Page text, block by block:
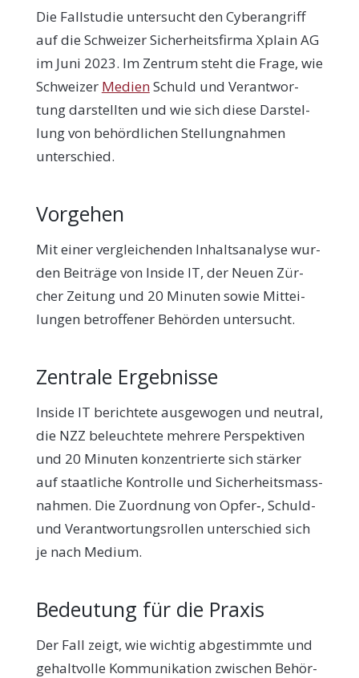
Die Fall­stu­die unter­sucht den Cyber­an­griff
auf die Schwei­zer Sicher­heits­fir­ma Xplain AG
im Juni 2023. Im Zen­trum steht die Fra­ge, wie
Schwei­zer Medi­enSchuld und Ver­ant­wor­
tung dar­stell­ten und wie sich die­se Dar­stel­
lung von behörd­li­chen Stel­lung­nah­men
unterschied.
Vorgehen
Mit einer ver­glei­chen­den Inhalts­ana­ly­se wur­
den Bei­trä­ge von Insi­de IT, der Neu­en Zür­
cher Zei­tung und 20 Minu­ten sowie Mit­tei­
lun­gen betrof­fe­ner Behör­den untersucht.
Zentrale Ergebnisse
Insi­de IT berich­te­te aus­ge­wo­gen und neu­tral,
die NZZ beleuch­te­te meh­re­re Per­spek­ti­ven
und 20 Minu­ten kon­zen­trier­te sich stär­ker
auf staat­li­che Kon­trol­le und Sicher­heits­mass­
nah­men. Die Zuord­nung von Opfer‑, Schuld-
und Ver­ant­wor­tungs­rol­len unter­schied sich
je nach Medium.
Bedeutung für die Praxis
Der Fall zeigt, wie wich­tig abge­stimm­te und
gehalt­vol­le Kom­mu­ni­ka­ti­on zwi­schen Behör­